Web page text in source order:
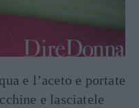
e l’aceto e portate
e lasciatele